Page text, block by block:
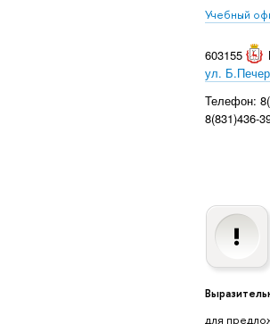
Учебный
603155
ул.
Телефон:
8(831)436-
для